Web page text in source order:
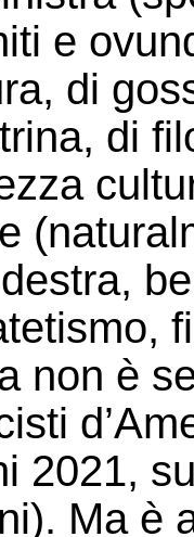
e
di
di
non è
2021,
Ma è